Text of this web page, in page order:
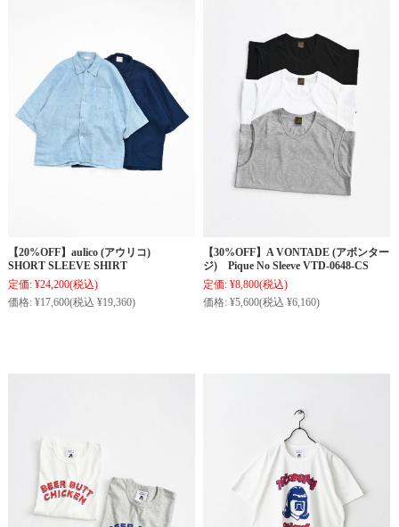
【20%OFF】aulico (アウリコ)
SHORT SLEEVE SHIRT
定価: ¥24,200(税込)
価格: ¥17,600(税込 ¥19,360)
【30%OFF】A VONTADE (アボンター
ジ) Pique No Sleeve VTD-0648-CS
定価: ¥8,800(税込)
価格: ¥5,600(税込 ¥6,160)